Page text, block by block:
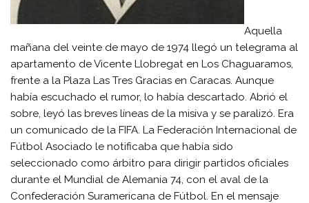
Aquella
mañana del veinte de mayo de 1974 llegó un telegrama al
apartamento de Vicente Llobregat en Los Chaguaramos,
frente a la Plaza Las Tres Gracias en Caracas. Aunque
había escuchado el rumor, lo había descartado. Abrió el
sobre, leyó las breves líneas de la misiva y se paralizó. Era
un comunicado de la FIFA. La Federación Internacional de
Fútbol Asociado le notificaba que había sido
seleccionado como árbitro para dirigir partidos oficiales
durante el Mundial de Alemania 74, con el aval de la
Confederación Suramericana de Fútbol. En el mensaje